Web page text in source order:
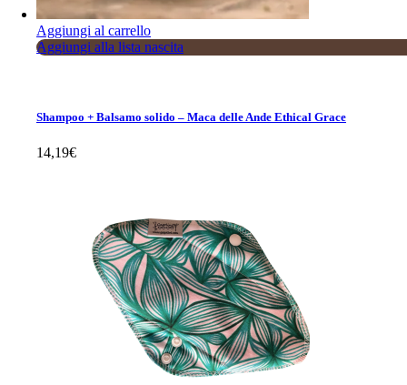
Aggiungi al carrello
Aggiungi alla lista nascita
Shampoo + Balsamo solido – Maca delle Ande Ethical Grace
14,19€